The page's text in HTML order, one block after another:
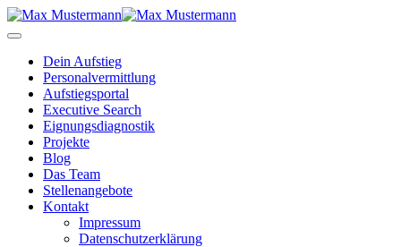
Dein Aufstieg
Personal­vermittlung
Aufstiegsportal
Executive Search
Eignungs­diagnostik
Projekte
Blog
Das Team
Stellenangebote
Kontakt
Impressum
Datenschutzerklärung